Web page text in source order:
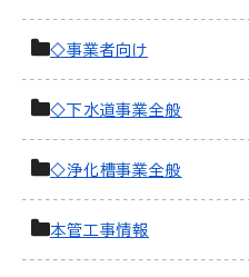
◇事業者向け
◇下水道事業全般
◇浄化槽事業全般
本管工事情報